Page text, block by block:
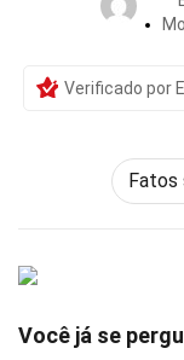
Verificado por
Fatos
Você já se